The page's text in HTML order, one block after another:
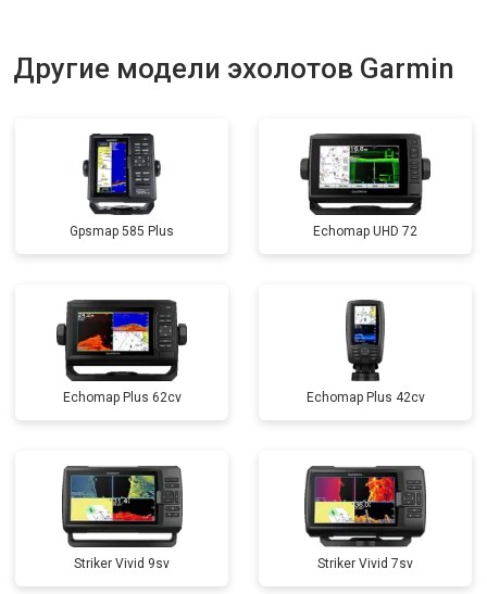
Другие модели эхолотов Garmin
Gpsmap 585 Plus Echomap UHD 72
Echomap Plus 62cv Echomap Plus 42cv
Striker Vivid 9sv Striker Vivid 7sv